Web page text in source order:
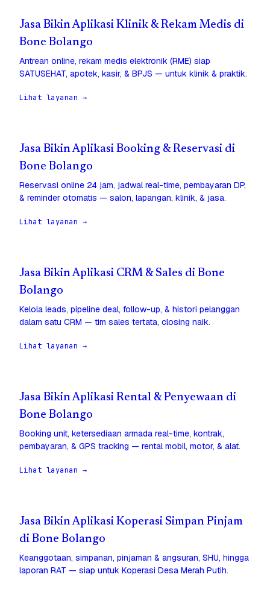
Jasa Bikin Aplikasi Klinik & Rekam Medis di
Bone Bolango
Antrean online, rekam medis elektronik (RME) siap
SATUSEHAT, apotek, kasir, & BPJS — untuk klinik & praktik.
Lihat layanan →
Jasa Bikin Aplikasi Booking & Reservasi di
Bone Bolango
Reservasi online 24 jam, jadwal real-time, pembayaran DP,
& reminder otomatis — salon, lapangan, klinik, & jasa.
Lihat layanan →
Jasa Bikin Aplikasi CRM & Sales di Bone
Bolango
Kelola leads, pipeline deal, follow-up, & histori pelanggan
dalam satu CRM — tim sales tertata, closing naik.
Lihat layanan →
Jasa Bikin Aplikasi Rental & Penyewaan di
Bone Bolango
Booking unit, ketersediaan armada real-time, kontrak,
pembayaran, & GPS tracking — rental mobil, motor, & alat.
Lihat layanan →
Jasa Bikin Aplikasi Koperasi Simpan Pinjam
di Bone Bolango
Keanggotaan, simpanan, pinjaman & angsuran, SHU, hingga
laporan RAT — siap untuk Koperasi Desa Merah Putih.